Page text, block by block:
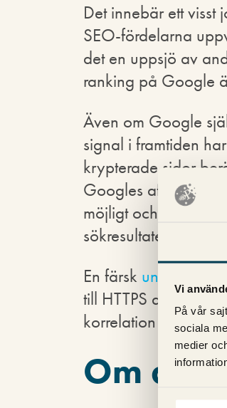
Vi
På vår
sociala
medier
Det innebär ett
SEO-fördelarna
det en uppsjö av
ranking på Google
Även om Google
signal i framtiden
krypterade sidor
Googles affärsidé är
möjligt och HTTPS
sökresultaten för
En färsk
till HTTPS av SEO-
korrelation mellan
Om du